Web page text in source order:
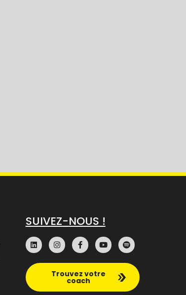
SUIVEZ-NOUS !
Trouvez votre
coach